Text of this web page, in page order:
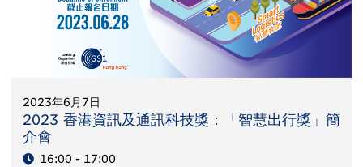
2023年6月7日
2023 香港資訊及通訊科技獎：「智慧出行獎」簡
介會
16:00 - 17:00